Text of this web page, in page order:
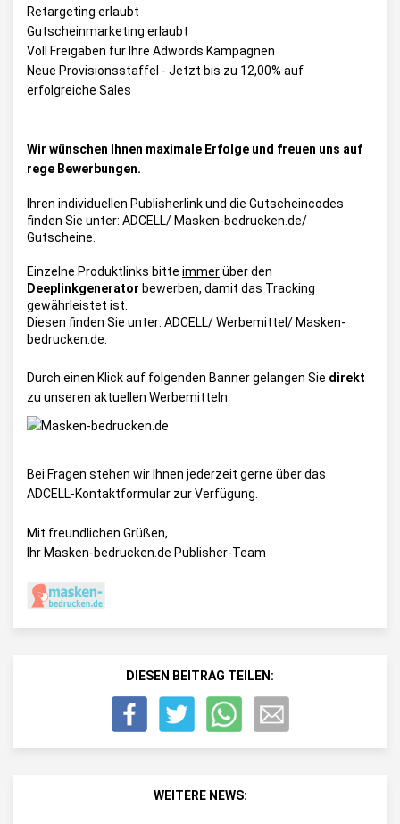
Retargeting erlaubt
Gutscheinmarketing erlaubt
Voll Freigaben für Ihre Adwords Kampagnen
Neue Provisionsstaffel - Jetzt bis zu 12,00% auf
erfolgreiche Sales
Wir wünschen Ihnen maximale Erfolge und freuen uns auf
rege Bewerbungen.
Ihren individuellen Publisherlink und die Gutscheincodes
finden Sie unter: ADCELL/ Masken-bedrucken.de/
Gutscheine
Einzelne Produktlinks bitte immerüber den
Deeplinkgenerator bewerben, damit das Tracking
gewährleistet ist.
Diesen finden Sie unter: ADCELL/ Werbemittel/ Masken-
bedrucken.de
Durch einen Klick auf folgenden Banner gelangen Sie direkt
zu unseren aktuellen Werbemitteln.
Bei Fragen stehen wir Ihnen jederzeit gerne über das
ADCELL-Kontaktformular zur Verfügung.
Mit freundlichen Grüßen,
Ihr Masken-bedrucken.de Publisher-Team
DIESEN BEITRAG TEILEN:
WEITERE NEWS: